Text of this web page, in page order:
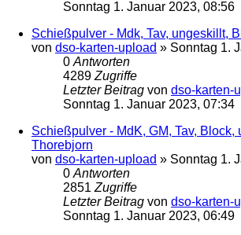
Sonntag 1. Januar 2023, 08:56
Schießpulver - Mdk, Tav, ungeskillt,
von dso-karten-upload » Sonntag 1.
0Antworten
4289Zugriffe
Letzter Beitrag von dso-karten-
Sonntag 1. Januar 2023, 07:34
Schießpulver - MdK, GM, Tav, Block,
Thorebjorn
von dso-karten-upload » Sonntag 1.
0Antworten
2851Zugriffe
Letzter Beitrag von dso-karten-
Sonntag 1. Januar 2023, 06:49